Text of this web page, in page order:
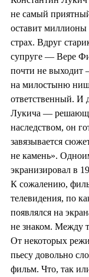
не самый
оставит миллионы
страх. Вдруг
супруге — Вере
почти не выходит
на милостыню
ответственный. И
Лукича —
наследством, он
завязывается
не камень».
экранизировал в
К сожалению,
телевидения, по
появлялся на
не знаком. Между
От некоторых
пьесу довольно
фильм. Что, так